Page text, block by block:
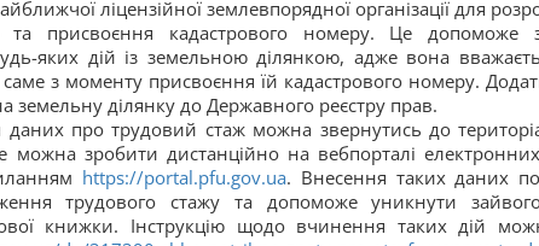
ліцензійної землевпорядної організації для
та присвоєння кадастрового номеру. Це допоможе
яких дій із земельною ділянкою, адже вона
з моменту присвоєння їй кадастрового номеру.
земельну ділянку до Державного реєстру прав.
про трудовий стаж можна звернутись до
можна зробити дистанційно на вебпорталі
https://portal.pfu.gov.ua. Внесення таких даних
трудового стажу та допоможе уникнути
книжки. Інструкцію щодо вчинення таких дій